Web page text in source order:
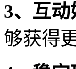
3、互动
够获得